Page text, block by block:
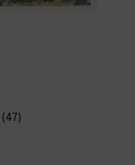
(47)